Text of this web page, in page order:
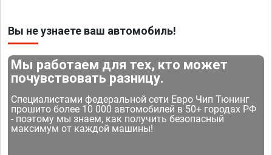
Вы не узнаете ваш автомобиль!
Мы работаем для тех, кто может
почувствовать разницу.
Специалистами федеральной сети Евро Чип Тюнинг
прошито более 10 000 автомобилей в 50+ городах РФ
- поэтому мы знаем, как получить безопасный
максимум от каждой машины!